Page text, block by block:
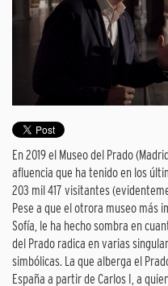
En 2019 el Museo del Prado
afluencia que ha tenido en los
203 mil 417 visitantes
Pese a que el otrora museo más
Sofía, le ha hecho sombra en
del Prado radica en varias
simbólicas. La que alberga el
España a partir de Carlos I, a